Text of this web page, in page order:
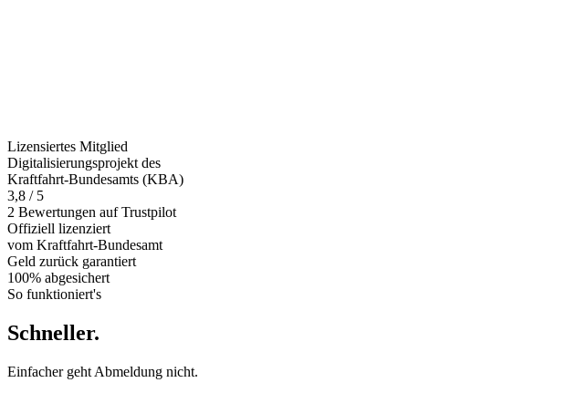
Lizensiertes Mitglied
Digitalisierungsprojekt des
Kraftfahrt-Bundesamts (KBA)
3,8 / 5
2 Bewertungen auf Trustpilot
Offiziell lizenziert
vom Kraftfahrt-Bundesamt
Geld zurück garantiert
100% abgesichert
So funktioniert's
Schneller.
Einfacher geht Abmeldung nicht.